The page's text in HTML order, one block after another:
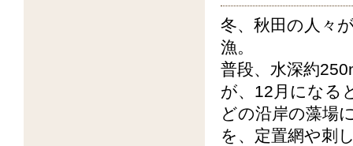
冬、秋田の人々
漁。
普段、水深約
が、12月になる
どの沿岸の藻場
を、定置網や刺